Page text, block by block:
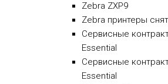
Zebra ZXP9
Zebra принтеры
Сервисные
Essential
Сервисные
Essential